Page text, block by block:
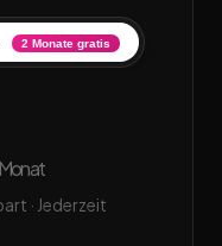
2 Monate gratis
· Jederzeit